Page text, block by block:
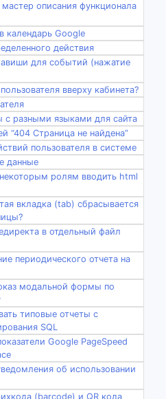
описания функционала
календарь Google
действия
для событий (нажатие
вверху кабинета?
с разными языками для сайта
“404 Страница не найдена”
пользователя в системе
данные
ролям вводить html
вкладка (tab) сбрасывается
в отдельный файл
периодического отчета на
модальной формы по
типовые отчеты с
SQL
Google PageSpeed
об использовании
(barcode) и QR кода